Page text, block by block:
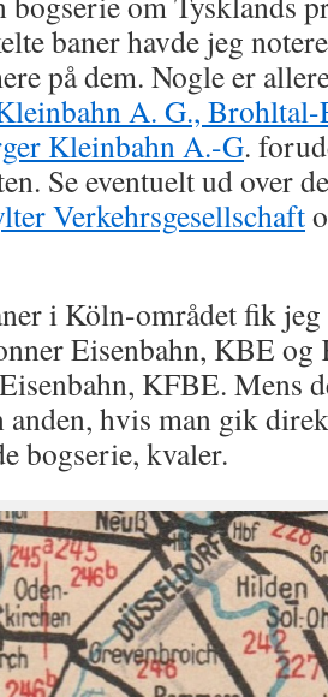
baner havde jeg
på dem. Nogle er
A. G.,
Kleinbahn A.-G.
Se eventuelt ud over
Verkehrsgesellschaft
i Köln-området fik
Eisenbahn, KBE og
KFBE. Mens
hvis man gik
bogserie, kvaler.